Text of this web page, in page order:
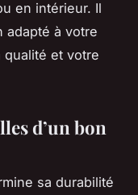
en intérieur. Il
adapté à votre
et votre
d’un bon
sa durabilité